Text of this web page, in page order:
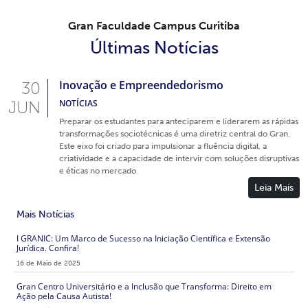
Gran Faculdade Campus Curitiba
Últimas Notícias
30
JUN
Inovação e Empreendedorismo
NOTÍCIAS
Preparar os estudantes para anteciparem e liderarem as rápidas
transformações sociotécnicas é uma diretriz central do Gran.
Este eixo foi criado para impulsionar a fluência digital, a
criatividade e a capacidade de intervir com soluções disruptivas
e éticas no mercado.
Leia Mais
Mais Notícias
I GRANIC: Um Marco de Sucesso na Iniciação Científica e Extensão
Jurídica. Confira!
16 de Maio de 2025
Gran Centro Universitário e a Inclusão que Transforma: Direito em
Ação pela Causa Autista!